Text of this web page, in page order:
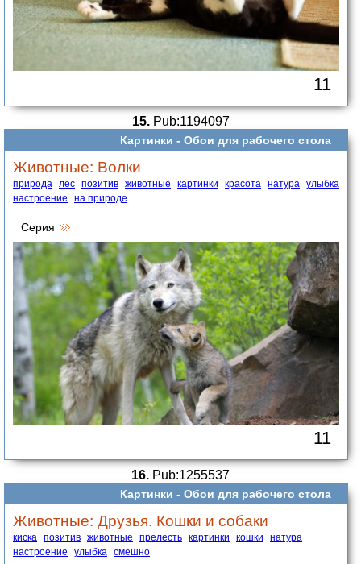
11
15.Pub:1194097
Картинки - Обои для рабочего стола
Животные: Волки
природа лес позитив животные картинки красота натура
улыбка
настроение
на природе
Серия
11
16. Pub:1255537
Картинки - Обои для рабочего стола
Животные: Друзья. Кошки и собаки
киска позитив животные прелесть картинки кошки
натура
настроение
улыбка смешно